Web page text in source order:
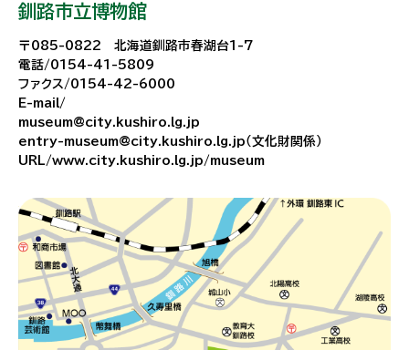
釧路市立博物館
〒085-0822 北海道釧路市春湖台1-7
電話/0154-41-5809
ファクス/0154-42-6000
E-mail/
museum@city.kushiro.lg.jp
entry-museum@city.kushiro.lg.jp（文化財関係）
URL/www.city.kushiro.lg.jp/museum